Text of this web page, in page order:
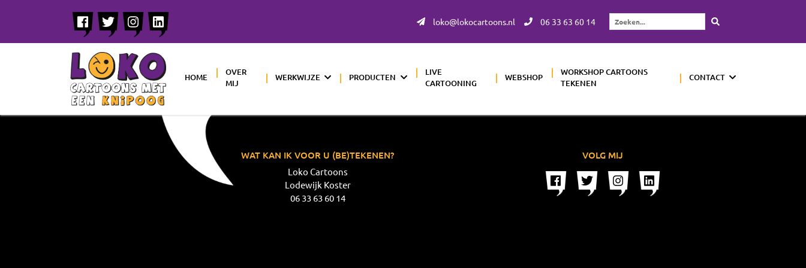
loko@lokocartoons.nl 06 33 63 60 14
Zoeken...
HOME
OVER
MIJ
WERKWIJZE PRODUCTEN
LIVE
CARTOONING
WEBSHOP
WORKSHOP CARTOONS
TEKENEN
CONTACT
WAT KAN IK VOOR U (BE)TEKENEN?
Loko Cartoons
Lodewijk Koster
06 33 63 60 14
VOLG MIJ